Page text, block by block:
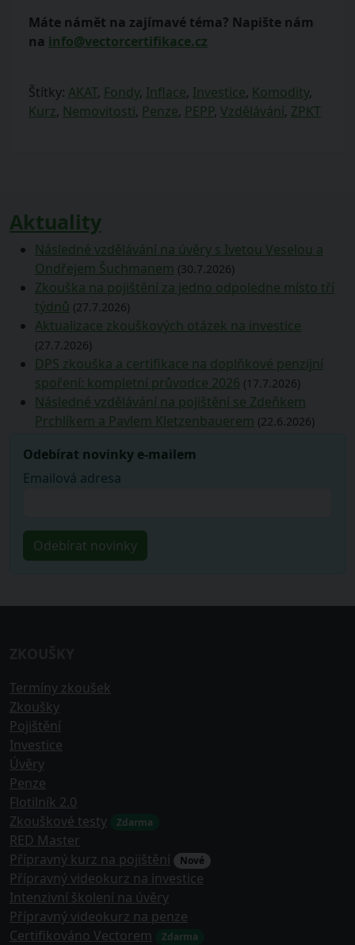
Máte námět na zajímavé téma? Napište nám
na info@vectorcertifikace.cz
Štítky: AKAT, Fondy, Inflace, Investice, Komodity,
Kurz, Nemovitosti, Penze, PEPP, Vzdělávání, ZPKT
Aktuality
Následné vzdělávání na úvěry s Ivetou Veselou a
Ondřejem Šuchmanem (30.7.2026)
Zkouška na pojištění za jedno odpoledne místo tří
týdnů (27.7.2026)
Aktualizace zkouškových otázek na investice
(27.7.2026)
DPS zkouška a certifikace na doplňkové penzijní
spoření: kompletní průvodce 2026 (17.7.2026)
Následné vzdělávání na pojištění se Zdeňkem
Prchlíkem a Pavlem Kletzenbauerem (22.6.2026)
Odebírat novinky e-mailem
Emailová adresa
Termíny zkoušek
Zkoušky
Pojištění
Investice
Úvěry
Penze
Flotilník 2.0
Zkouškové testy
Zdarma
RED Master
Přípravný kurz na pojištění
Nové
Přípravný videokurz na investice
Intenzivní školení na úvěry
Přípravný videokurz na penze
Certifikováno Vectorem
Zdarma